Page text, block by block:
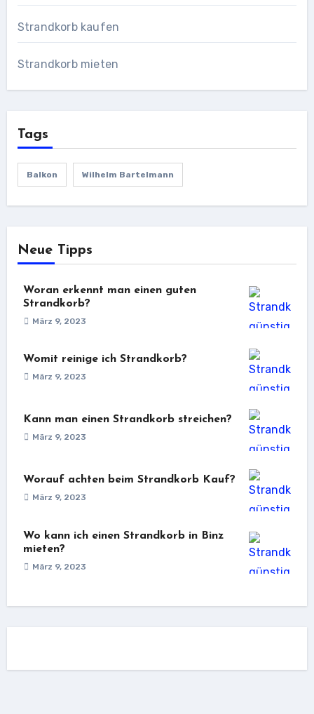
Strandkorb kaufen
Strandkorb mieten
Tags
Balkon Wilhelm Bartelmann
Neue Tipps
Woran erkennt man einen guten
Strandkorb?
März 9, 2023
Womit reinige ich Strandkorb?
März 9, 2023
Kann man einen Strandkorb streichen?
März 9, 2023
Worauf achten beim Strandkorb Kauf?
März 9, 2023
Wo kann ich einen Strandkorb in Binz
mieten?
März 9, 2023